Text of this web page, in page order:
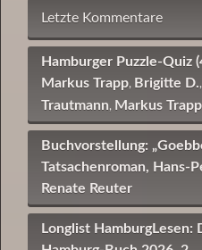
Letzte Kommentare
Hamburger Puzzle-Quiz
Markus Trapp, Brigitte D.,
Trautmann, Markus Trapp
Buchvorstellung:
Tatsachenroman, Hans-
Renate Reuter
Longlist HamburgLesen: